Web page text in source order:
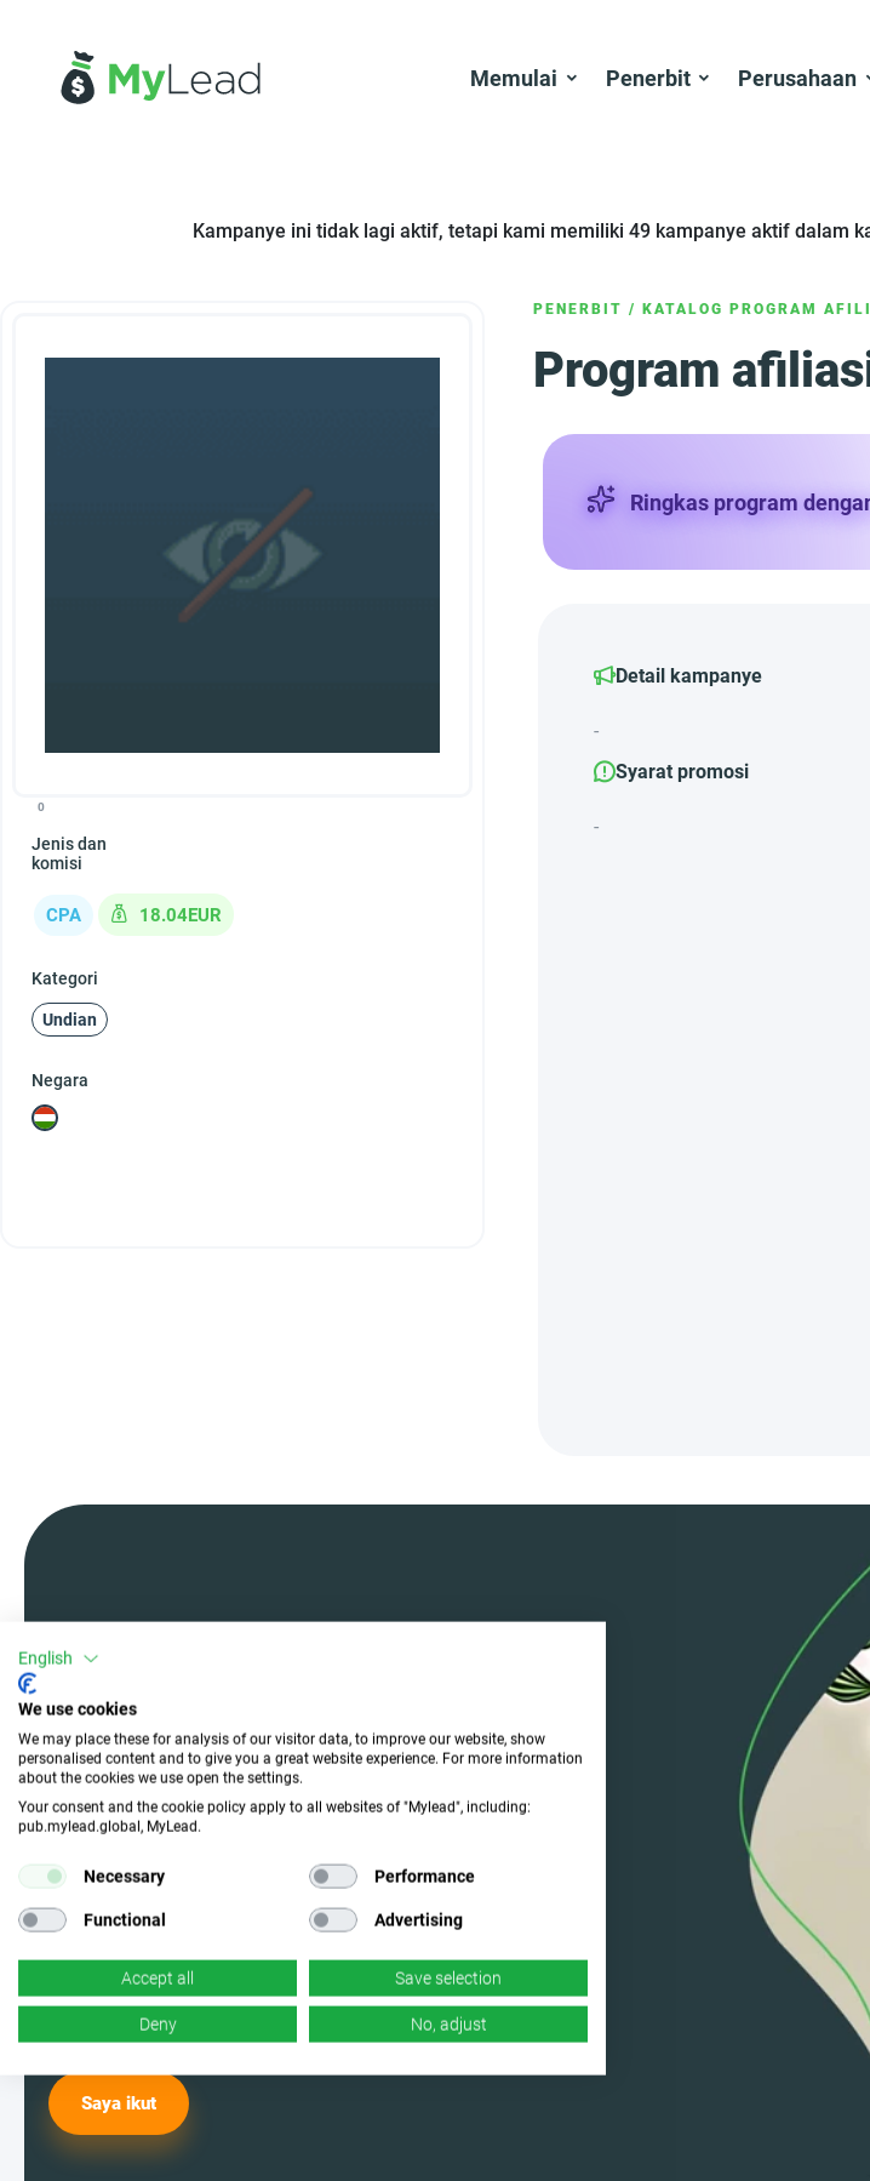
Memulai Penerbit Perusahaan
Kampanye ini tidak lagi aktif, tetapi kami memiliki 49 kampanye aktif dalam
PENERBIT / KATALOG PROGRAM
Program
0
Jenis dan
komisi
CPA 18.04EUR
Kategori
Undian
Negara
Ringkas program
Detail kampanye
-
Syarat promosi
-
Bergabunglah dengan
kami dan pilih kampanye
yang sempurna
Jadilah salah satu pengguna MyLead
dan pilih dari kampanye yang paling
efektif. Ya, Anda membacanya
di antaranya.
Saya ikut
English
We use cookies
We may place these for analysis of our visitor data, to improve our website, show
personalised content and to give you a great website experience. For more information
about the cookies we use open the settings.
Your consent and the cookie policy apply to all websites of "Mylead", including:
pub.mylead.global, MyLead.
Necessary Performance
Functional Advertising
Accept all Save selection
Deny No, adjust